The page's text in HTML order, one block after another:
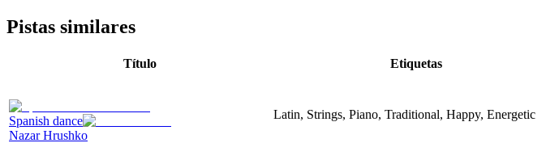
Pistas similares
Título Etiquetas
Spanish dance
Nazar Hrushko
Latin, Strings, Piano, Traditional, Happy, Energetic